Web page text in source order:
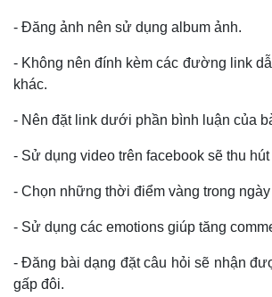
- Đăng ảnh nên sử dụng album ảnh.
- Không nên đính kèm các đường link
khác.
- Nên đặt link dưới phần bình luận của
- Sử dụng video trên facebook sẽ thu
- Chọn những thời điểm vàng trong
- Sử dụng các emotions giúp tăng
- Đăng bài dạng đặt câu hỏi sẽ nhận
gấp đôi.